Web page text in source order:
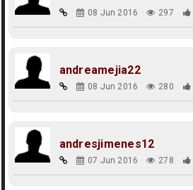
08 Jun 2016 297
andreamejia22
08 Jun 2016 280
andresjimenes12
07 Jun 2016 278